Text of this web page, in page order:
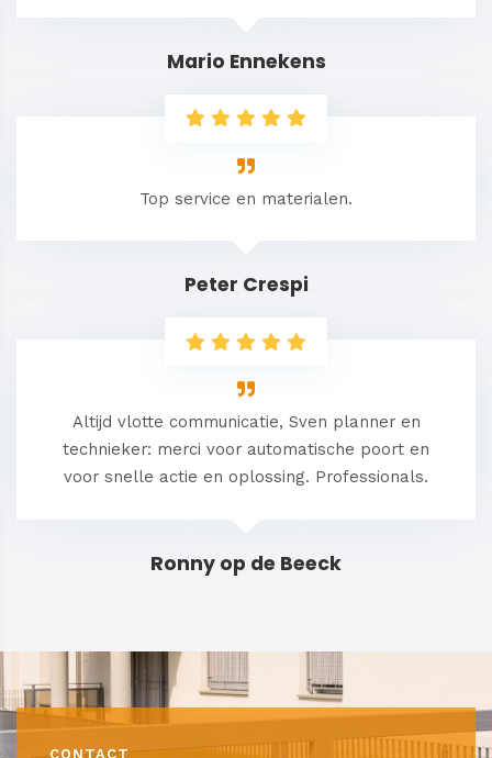
Mario Ennekens
Peter Crespi
Top service en materialen.
Ronny op de Beeck
Altijd vlotte communicatie, Sven planner en
technieker: merci voor automatische poort en
voor snelle actie en oplossing. Professionals.
CONTACT